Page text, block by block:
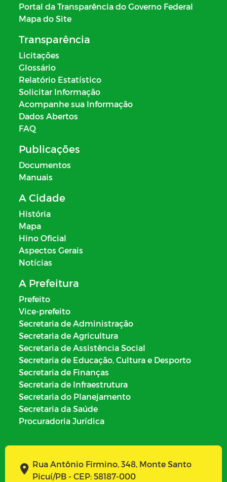
Portal da Transparência do Governo Federal
Mapa do Site
Transparência
Licitações
Glossário
Relatório Estatístico
Solicitar Informação
Acompanhe sua Informação
Dados Abertos
FAQ
Publicações
Documentos
Manuais
A Cidade
História
Mapa
Hino Oficial
Aspectos Gerais
Notícias
A Prefeitura
Prefeito
Vice-prefeito
Secretaria de Administração
Secretaria de Agricultura
Secretaria de Assistência Social
Secretaria de Educação, Cultura e Desporto
Secretaria de Finanças
Secretaria de Infraestrutura
Secretaria do Planejamento
Secretaria da Saúde
Procuradoria Jurídica
Rua Antônio Firmino, 348, Monte Santo
Picuí/PB - CEP: 58187-000